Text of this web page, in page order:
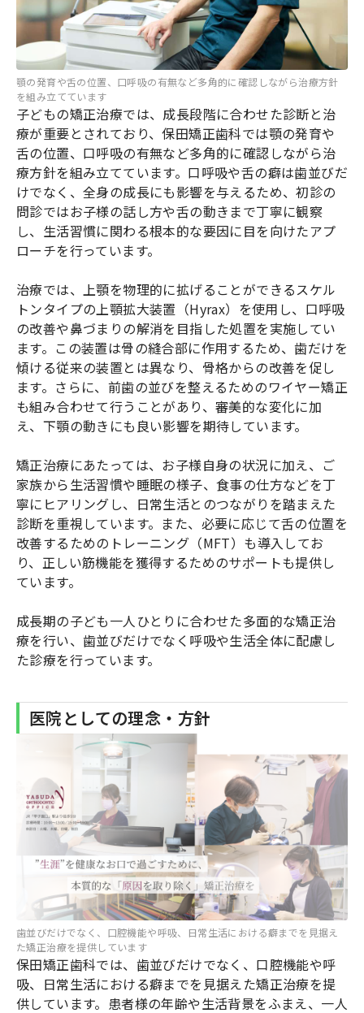
顎の発育や舌の位置、口呼吸の有無など多角的に確認しながら治療方針
を組み立てています
子どもの矯正治療では、成長段階に合わせた診断と治
療が重要とされており、保田矯正歯科では顎の発育や
舌の位置、口呼吸の有無など多角的に確認しながら治
療方針を組み立てています。口呼吸や舌の癖は歯並びだ
けでなく、全身の成長にも影響を与えるため、初診の
問診ではお子様の話し方や舌の動きまで丁寧に観察
し、生活習慣に関わる根本的な要因に目を向けたアプ
ローチを行っています。
治療では、上顎を物理的に拡げることができるスケル
トンタイプの上顎拡大装置（Hyrax）を使用し、口呼吸
の改善や鼻づまりの解消を目指した処置を実施してい
ます。この装置は骨の縫合部に作用するため、歯だけを
傾ける従来の装置とは異なり、骨格からの改善を促し
ます。さらに、前歯の並びを整えるためのワイヤー矯正
も組み合わせて行うことがあり、審美的な変化に加
え、下顎の動きにも良い影響を期待しています。
矯正治療にあたっては、お子様自身の状況に加え、ご
家族から生活習慣や睡眠の様子、食事の仕方などを丁
寧にヒアリングし、日常生活とのつながりを踏まえた
診断を重視しています。また、必要に応じて舌の位置を
改善するためのトレーニング（MFT）も導入してお
り、正しい筋機能を獲得するためのサポートも提供し
ています。
成長期の子ども一人ひとりに合わせた多面的な矯正治
療を行い、歯並びだけでなく呼吸や生活全体に配慮し
た診療を行っています。
医院としての理念・方針
歯並びだけでなく、口腔機能や呼吸、日常生活における癖までを見据え
た矯正治療を提供しています
保田矯正歯科では、歯並びだけでなく、口腔機能や呼
吸、日常生活における癖までを見据えた矯正治療を提
供しています。患者様の年齢や生活背景をふまえ、一人